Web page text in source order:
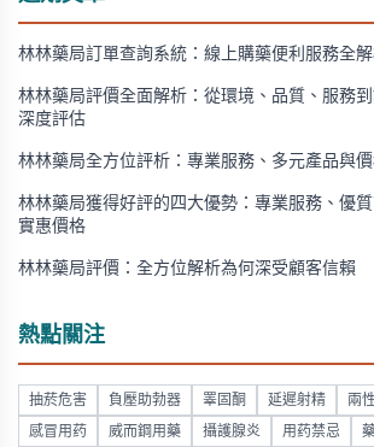
林林藥局訂單查詢系統：線上購藥便利服務全
林林藥局評價全面解析：從環境、品質、服務
深度評估
林林藥局全方位評析：專業服務、多元產品與
林林藥局獲得好評的四大優勢：專業服務、優
實惠價格
林林藥局評價：全方位解析為何深受顧客信賴
熱點關注
抽菸危害 負壓助勃器 睪固酮 延遲射精 兩
感冒用药 威而鋼用藥 攝護腺炎 用药禁忌